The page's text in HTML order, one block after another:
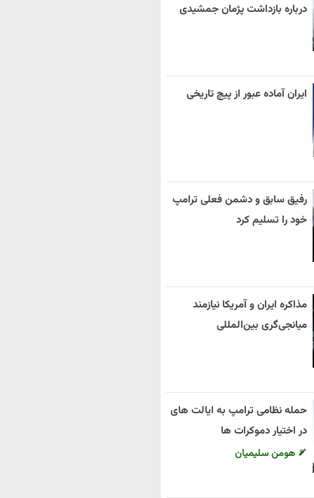
درباره بازداشت پژمان جمشیدی
ایران آماده عبور از پیچ تاریخی
رفیق سابق و دشمن فعلی ترامپ
خود را تسلیم کرد
مذاکره ایران و آمریکا نیازمند
میانجی‌گری بین‌المللی
حمله نظامی ترامپ به ایالت های
در اختیار دموکرات ها
هومن سلیمیان